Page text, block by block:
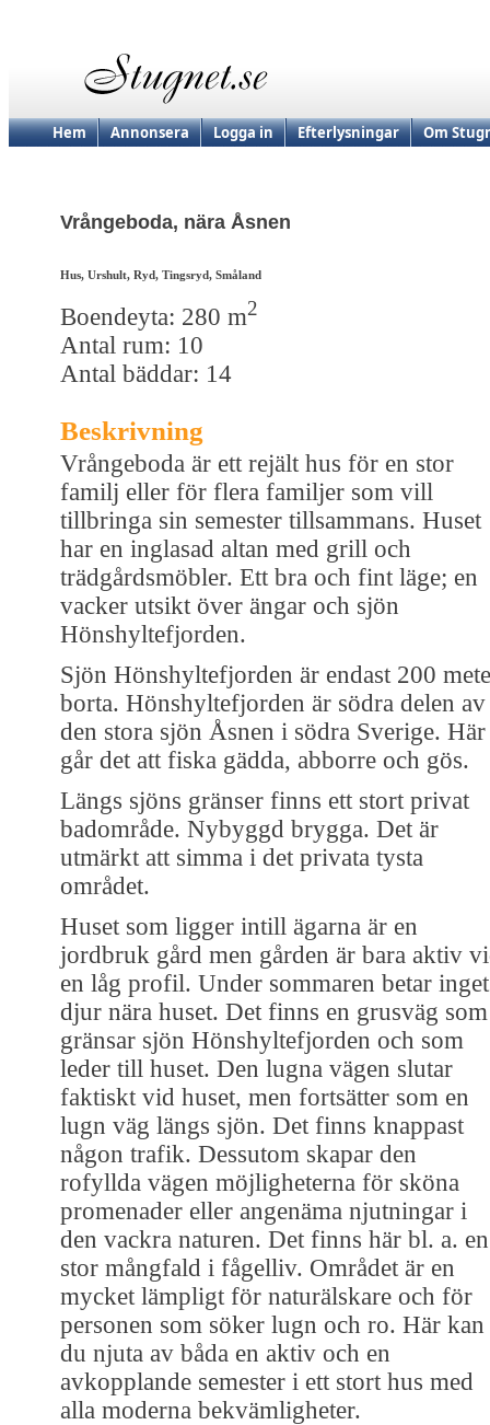
Hem Annonsera Logga in Efterlysningar Om
Vrångeboda, nära Åsnen
Hus, Urshult, Ryd, Tingsryd, Småland
Boendeyta: 280 m2
Antal rum: 10
Antal bäddar: 14
Beskrivning
Vrångeboda är ett rejält hus för en stor
familj eller för flera familjer som vill
tillbringa sin semester tillsammans. Huset
har en inglasad altan med grill och
trädgårdsmöbler. Ett bra och fint läge; en
vacker utsikt över ängar och sjön
Hönshyltefjorden.
Sjön Hönshyltefjorden är endast 200
borta. Hönshyltefjorden är södra delen av
den stora sjön Åsnen i södra Sverige. Här
går det att fiska gädda, abborre och gös.
Längs sjöns gränser finns ett stort privat
badområde. Nybyggd brygga. Det är
utmärkt att simma i det privata tysta
området.
Huset som ligger intill ägarna är en
jordbruk gård men gården är bara aktiv
en låg profil. Under sommaren betar inget
djur nära huset. Det finns en grusväg som
gränsar sjön Hönshyltefjorden och som
leder till huset. Den lugna vägen slutar
faktiskt vid huset, men fortsätter som en
lugn väg längs sjön. Det finns knappast
någon trafik. Dessutom skapar den
rofyllda vägen möjligheterna för sköna
promenader eller angenäma njutningar i
den vackra naturen. Det finns här bl. a. en
stor mångfald i fågelliv. Området är en
mycket lämpligt för naturälskare och för
personen som söker lugn och ro. Här kan
du njuta av båda en aktiv och en
avkopplande semester i ett stort hus med
alla moderna bekvämligheter.